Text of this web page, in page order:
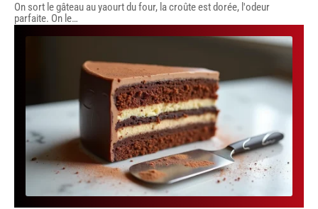
On sort le gâteau au yaourt du four, la croûte est dorée, l'odeur
parfaite. On le…